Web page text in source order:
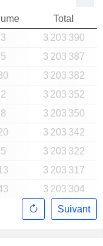
Total
3
3 203 390
5
3 203 387
3 203 382
2
3 203 352
8
3 203 350
3 203 342
5
3 203 322
3 203 317
3 203 304
Suivant